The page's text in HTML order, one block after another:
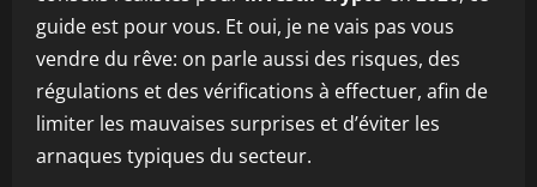
guide est pour vous. Et oui, je ne vais pas vous
vendre du rêve: on parle aussi des risques, des
régulations et des vérifications à effectuer, afin de
limiter les mauvaises surprises et d’éviter les
arnaques typiques du secteur.